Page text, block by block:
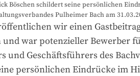
Böschen schildert seine persönlichen
Pulheimer Bach am
wir einen
war potenzieller Bewerber
und Geschäftsführers des
persönlichen Eindrücke im